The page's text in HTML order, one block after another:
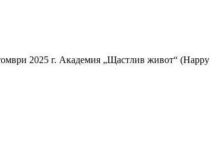
2025 г. Академия „Щастлив живот“